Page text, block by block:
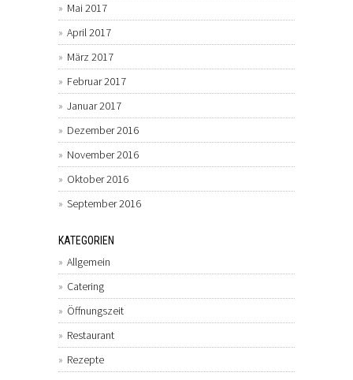
Mai 2017
April 2017
März 2017
Februar 2017
Januar 2017
Dezember 2016
November 2016
Oktober 2016
September 2016
KATEGORIEN
Allgemein
Catering
Öffnungszeit
Restaurant
Rezepte